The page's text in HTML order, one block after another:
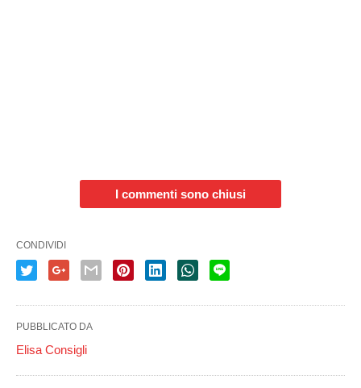
I commenti sono chiusi
CONDIVIDI
PUBBLICATO DA
Elisa Consigli